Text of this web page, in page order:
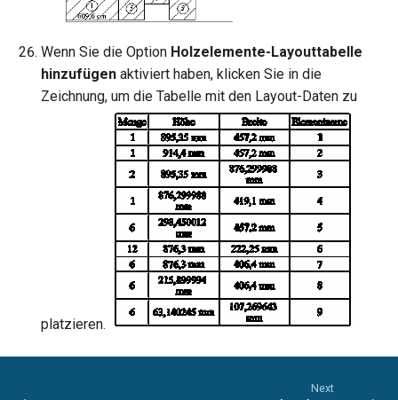
Wenn Sie die Option Holzelemente-Layouttabelle
hinzufügen aktiviert haben, klicken Sie in die
Zeichnung, um die Tabelle mit den Layout-Daten zu
platzieren.
Next